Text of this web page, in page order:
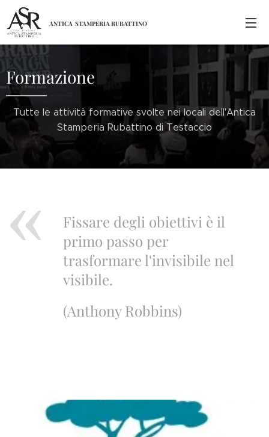
ANTICA STAMPERIARUBATTINO
Formazione
Tutte le attività formative svolte nei locali dell'Antica
Stamperia Rubattino di Testaccio
Fissare degli obiettivi è il
primo passo per
trasformare l'invisibile nel
visibile.
(Anthony Robbins)